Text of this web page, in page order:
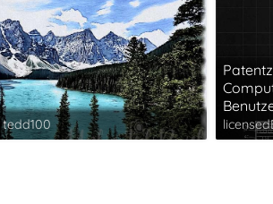
tedd100